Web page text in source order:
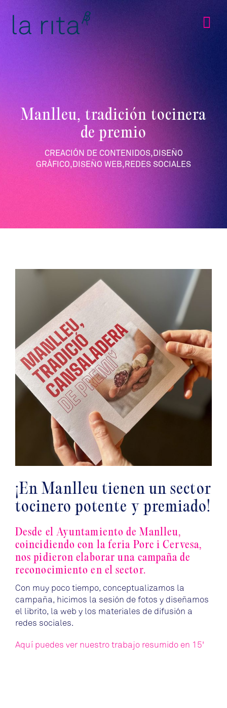
content
Quienes somos
Servicios
Manlleu, tradición tocinera
de premio
CREACIÓN DE CONTENIDOS,DISEÑO
GRÁFICO,DISEÑO WEB,REDES SOCIALES
¡En Manlleu tienen un sector
tocinero potente y premiado!
Desde el Ayuntamiento de Manlleu,
coincidiendo con la feria Porc i Cervesa,
nos pidieron elaborar una campaña de
reconocimiento en el sector.
Con muy poco tiempo, conceptualizamos la
campaña, hicimos la sesión de fotos y diseñamos
el librito, la web y los materiales de difusión a
redes sociales.
Aquí puedes ver nuestro trabajo resumido en 15'